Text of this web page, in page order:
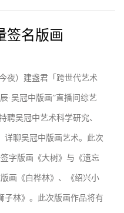
签名版画
夜）建盏君「跨世代艺术
·吴冠中版画”直播间综艺
聘吴冠中艺术科学研究、
详聊吴冠中版画艺术。此次
字版画《大树》与《遗忘
画《白桦林》、《绍兴小
子林》。此次版画作品将有